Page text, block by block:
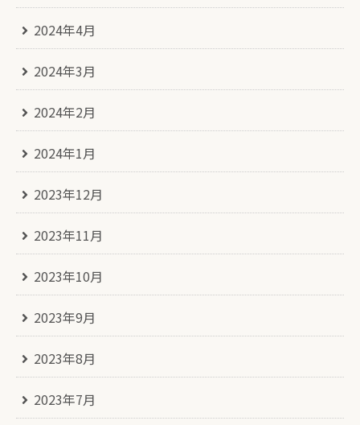
2024年4月
2024年3月
2024年2月
2024年1月
2023年12月
2023年11月
2023年10月
2023年9月
2023年8月
2023年7月